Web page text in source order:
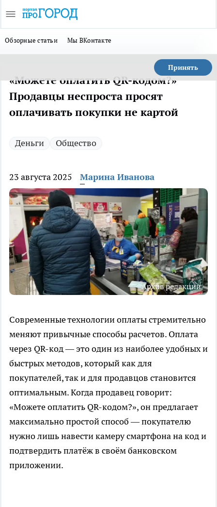
Обзорные статьи Мы ВКонтакте
Принять
«Можете оплатить QR-кодом?»
Продавцы неспроста просят
оплачивать покупки не картой
Деньги Общество
23 августа 2025 Марина Иванова
Архив редакции
Современные технологии оплаты стремительно
меняют привычные способы расчетов. Оплата
через QR-код — это один из наиболее удобных и
быстрых методов, который как для
покупателей, так и для продавцов становится
оптимальным. Когда продавец говорит:
«Можете оплатить QR-кодом?», он предлагает
максимально простой способ — покупателю
нужно лишь навести камеру смартфона на код и
подтвердить платёж в своём банковском
приложении.